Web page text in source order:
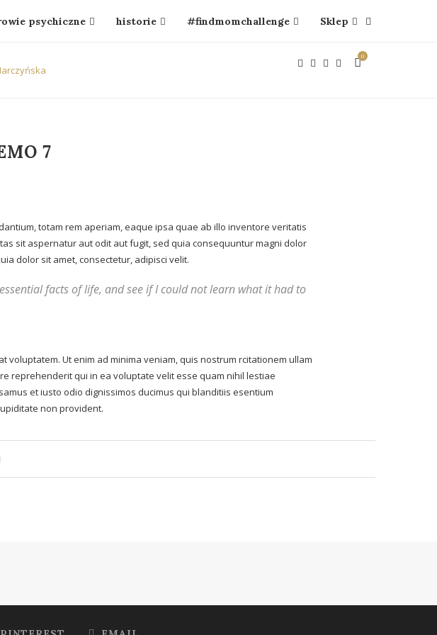
psychiczne historie #findmomchallenge Sklep
0
7
totam rem aperiam, eaque ipsa quae ab illo inventore veritatis
sit aspernatur aut odit aut fugit, sed quia consequuntur magni dolor
dolor sit amet, consectetur, adipisci velit.
facts of life, and see if I could not learn what it had to
Ut enim ad minima veniam, quis nostrum rcitationem ullam
reprehenderit qui in ea voluptate velit esse quam nihil lestiae
et iusto odio dignissimos ducimus qui blanditiis esentium
non provident.